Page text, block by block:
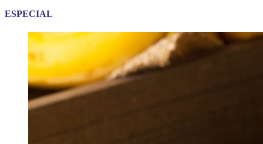
ESPECIAL